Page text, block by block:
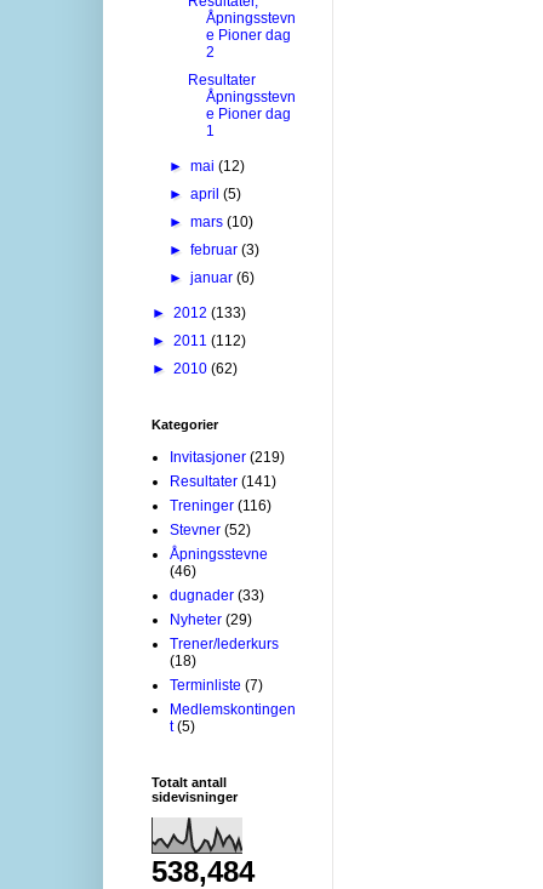
Åpningsstevn
e Pioner dag
2
Resultater
Åpningsstevn
e Pioner dag
1
►mai(12)
►april(5)
►mars(10)
►februar(3)
►januar(6)
► 2012 (133)
► 2011 (112)
► 2010 (62)
Kategorier
Invitasjoner (219)
Resultater (141)
Treninger (116)
Stevner (52)
Åpningsstevne
(46)
dugnader (33)
Nyheter (29)
Trener/lederkurs
(18)
Terminliste (7)
Medlemskontingen
t (5)
Totalt antall
sidevisninger
538,484